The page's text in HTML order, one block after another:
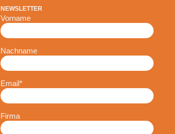
NEWSLETTER
Vorname
Nachname
Email*
Firma